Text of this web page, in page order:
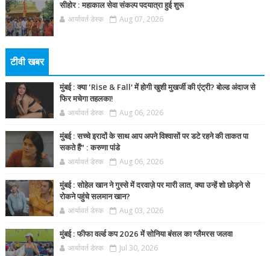
सीहोर : महाकाल सेवा संकल्प पदयात्रा हुई शुरू
आर्यावर्त डेस्क Aug 07, 2026
टीवी खबर
मुंबई : क्या ‘Rise & Fall’ में होगी खुशी मुखर्जी की एंट्री? बोल्ड अंदाज से
फिर मचेगा तहलका!
आर्यावर्त डेस्क Aug 06, 2026
मुंबई : सच्चे इरादों के साथ आप अपने विश्वासों पर डटे रहने की ताकत पा
सकते हैं” : करुणा पांडे
आर्यावर्त डेस्क Aug 06, 2026
मुंबई : सोहेल खान ने गुस्से में दरवाज़े पर मारी लात, क्या उन्हें शो छोड़ने से
रोकने पहुंचे सलमान खान?
आर्यावर्त डेस्क Aug 03, 2026
मुंबई : फीफा वर्ल्ड कप 2026 में सोनिया बंसल का ग्लैमरस जलवा
आर्यावर्त डेस्क Jul 30, 2026